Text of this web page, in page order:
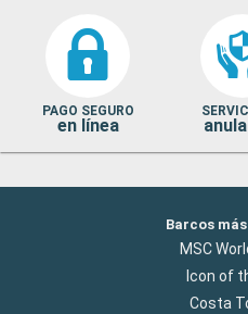
PAGO SEGURO
en línea
Barcos
MSC
Icon of
Costa